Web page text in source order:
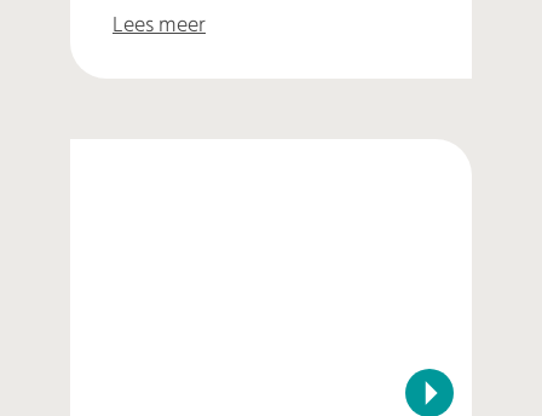
Lees meer